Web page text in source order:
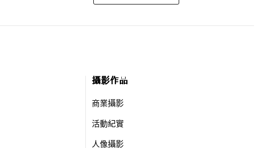
攝影作品
商業攝影
活動紀實
人像攝影